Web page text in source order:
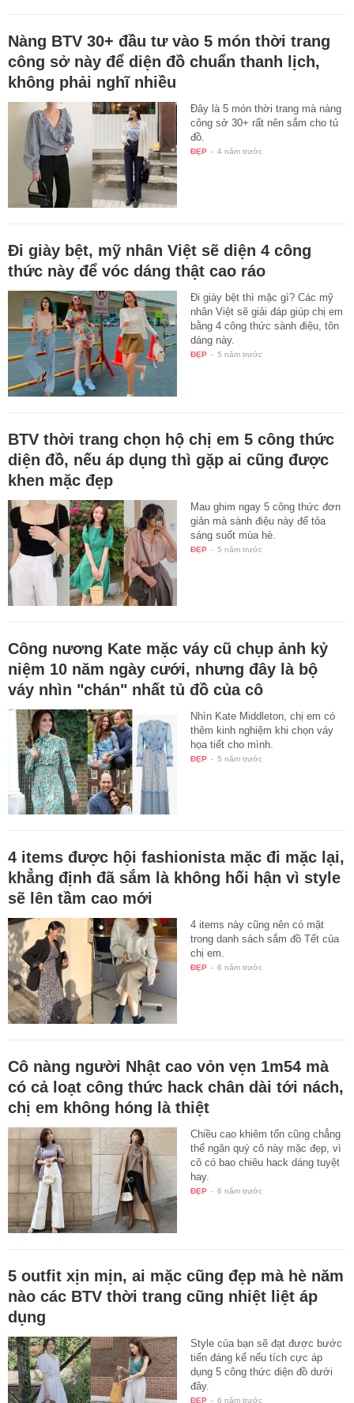
Nàng BTV 30+ đầu tư vào 5 món thời trang
công sở này để diện đồ chuẩn thanh lịch,
không phải nghĩ nhiều
Đây là 5 món thời trang mà nàng
công sở 30+ rất nên sắm cho tủ
đồ.
ĐẸP - 4 năm trước
Đi giày bệt, mỹ nhân Việt sẽ diện 4 công
thức này để vóc dáng thật cao ráo
Đi giày bệt thì mặc gì? Các mỹ
nhân Việt sẽ giải đáp giúp chị em
bằng 4 công thức sành điệu, tôn
dáng này.
ĐẸP - 5 năm trước
BTV thời trang chọn hộ chị em 5 công thức
diện đồ, nếu áp dụng thì gặp ai cũng được
khen mặc đẹp
Mau ghim ngay 5 công thức đơn
giản mà sành điệu này để tỏa
sáng suốt mùa hè.
ĐẸP - 5 năm trước
Công nương Kate mặc váy cũ chụp ảnh kỷ
niệm 10 năm ngày cưới, nhưng đây là bộ
váy nhìn "chán" nhất tủ đồ của cô
Nhìn Kate Middleton, chị em có
thêm kinh nghiệm khi chọn váy
họa tiết cho mình.
ĐẸP - 5 năm trước
4 items được hội fashionista mặc đi mặc lại,
khẳng định đã sắm là không hối hận vì style
sẽ lên tầm cao mới
4 items này cũng nên có mặt
trong danh sách sắm đồ Tết của
chị em.
ĐẸP - 6 năm trước
Cô nàng người Nhật cao vỏn vẹn 1m54 mà
có cả loạt công thức hack chân dài tới nách,
chị em không hóng là thiệt
Chiều cao khiêm tốn cũng chẳng
thể ngăn quý cô này mặc đẹp, vì
cô có bao chiêu hack dáng tuyệt
hay.
ĐẸP - 6 năm trước
5 outfit xịn mịn, ai mặc cũng đẹp mà hè năm
nào các BTV thời trang cũng nhiệt liệt áp
dụng
Style của bạn sẽ đạt được bước
tiến đáng kể nếu tích cực áp
dụng 5 công thức diện đồ dưới
đây.
ĐẸP - 6 năm trước